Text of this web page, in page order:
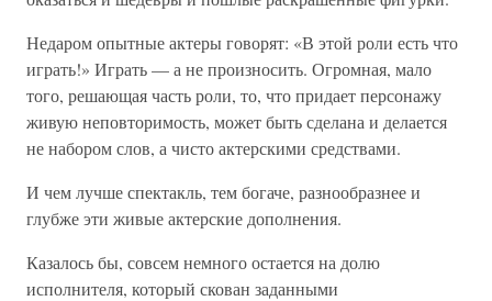
Недаром опытные актеры говорят: «В этой роли есть что
играть!» Играть — а не произносить. Огромная, мало
того, решающая часть роли, то, что придает персонажу
живую неповторимость, может быть сделана и делается
не набором слов, а чисто актерскими средствами.
И чем лучше спектакль, тем богаче, разнообразнее и
глубже эти живые актерские дополнения.
Казалось бы, совсем немного остается на долю
исполнителя, который скован заданными